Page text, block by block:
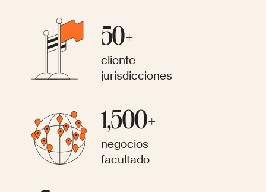
50+
cliente
jurisdicciones
1,500+
negocios
facultado